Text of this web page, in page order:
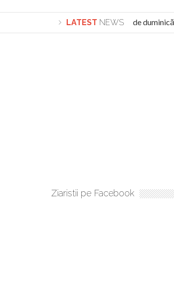
LATEST NEWS
Calea spre desăvârșire. Gând de duminică de
poporul român: “românii sunt slavi, nu
Ziaristii pe Facebook